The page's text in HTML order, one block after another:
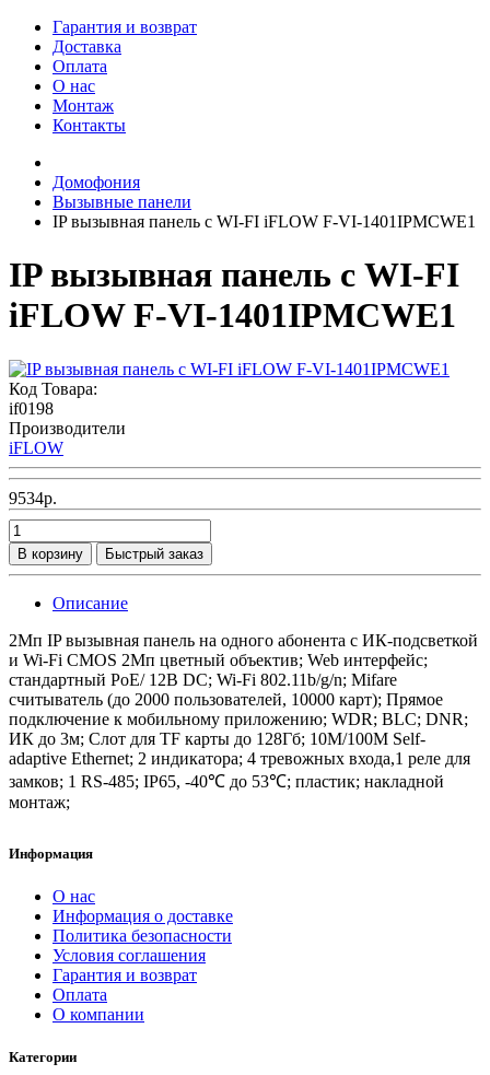
Гарантия и возврат
Доставка
Оплата
О нас
Монтаж
Контакты
Домофония
Вызывные панели
IP вызывная панель с WI-FI iFLOW F-VI-1401IPMCWE1
IP вызывная панель с WI-FI
iFLOW F-VI-1401IPMCWE1
Код Товара:
if0198
Производители
iFLOW
9534р.
В корзину Быстрый заказ
Описание
2Мп IP вызывная панель на одного абонента с ИК-подсветкой
и Wi-Fi CMOS 2Мп цветный объектив; Web интерфейс;
стандартный PoE/ 12В DC; Wi-Fi 802.11b/g/n; Mifare
считыватель (до 2000 пользователей, 10000 карт); Прямое
подключение к мобильному приложению; WDR; BLC; DNR;
ИК до 3м; Слот для TF карты до 128Гб; 10M/100M Self-
adaptive Ethernet; 2 индикатора; 4 тревожных входа,1 реле для
замков; 1 RS-485; IP65, -40℃ до 53℃; пластик; накладной
монтаж;
Информация
О нас
Информация о доставке
Политика безопасности
Условия соглашения
Гарантия и возврат
Оплата
О компании
Категории